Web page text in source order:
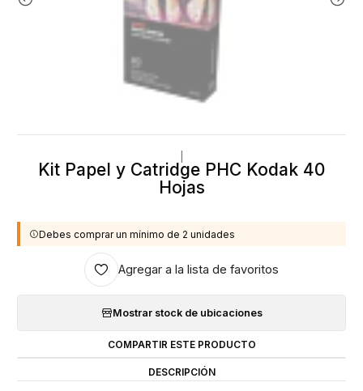
Kit Papel y Catridge PHC Kodak 40
Hojas
Debes comprar un mínimo de 2 unidades
Agregar a la lista de favoritos
Mostrar stock de ubicaciones
COMPARTIR ESTE PRODUCTO
DESCRIPCIÓN